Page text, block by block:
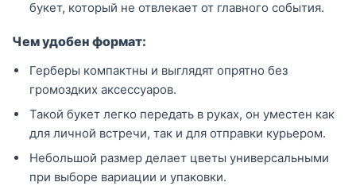
букет, который не отвлекает от главного события.
Чем удобен формат:
Герберы компактны и выглядят опрятно без
громоздких аксессуаров.
Такой букет легко передать в руках, он уместен как
для личной встречи, так и для отправки курьером.
Небольшой размер делает цветы универсальными
при выборе вариации и упаковки.